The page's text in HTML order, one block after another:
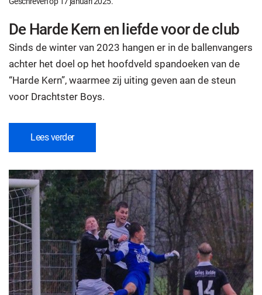
De Harde Kern en liefde voor de club
Sinds de winter van 2023 hangen er in de ballenvangers
achter het doel op het hoofdveld spandoeken van de
“Harde Kern”, waarmee zij uiting geven aan de steun
voor Drachtster Boys.
Lees verder